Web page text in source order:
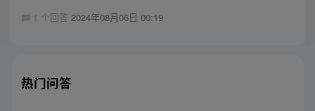
1 个回答 2024年08月06日 00:19
热门问答